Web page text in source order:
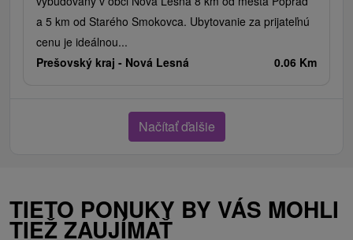
a 5 km od Starého Smokovca. Ubytovanie za prijateľnú
cenu je ideálnou...
Prešovský kraj - Nová Lesná 0.06 Km
Načítať ďalšie
TIETO PONUKY BY VÁS MOHLI
TIEŽ ZAUJÍMAŤ